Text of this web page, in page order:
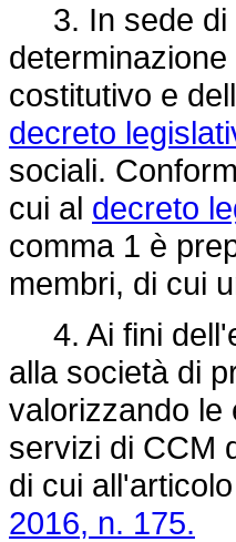
3. In sede di
costitutivo e
decreto
sociali.
cui al decreto
comma 1 è
membri, di cui
4. Ai fini
alla società di
valorizzando le
servizi di CCM
di cui
2016, n. 175.